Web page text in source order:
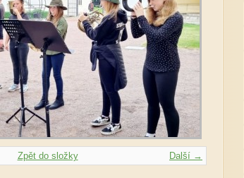
Další →
Zpět do složky